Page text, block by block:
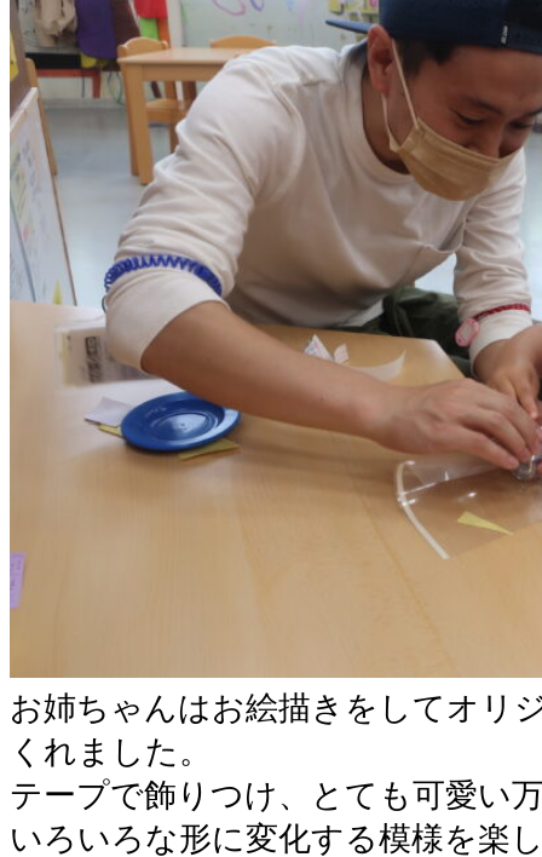
お姉ちゃんはお絵描きをしてオリ
くれました。
テープで飾りつけ、とても可愛い
いろいろな形に変化する模様を楽